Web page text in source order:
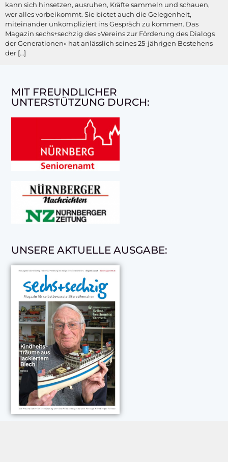
kann sich hinsetzen, ausruhen, Kräfte sammeln und schauen,
wer alles vorbeikommt. Sie bietet auch die Gelegenheit,
miteinander unkompliziert ins Gespräch zu kommen. Das
Magazin sechs+sechzig des »Vereins zur Förderung des Dialogs
der Generationen« hat anlässlich seines 25-jährigen Bestehens
der […]
MIT FREUNDLICHER
UNTERSTÜTZUNG DURCH:
UNSERE AKTUELLE AUSGABE: